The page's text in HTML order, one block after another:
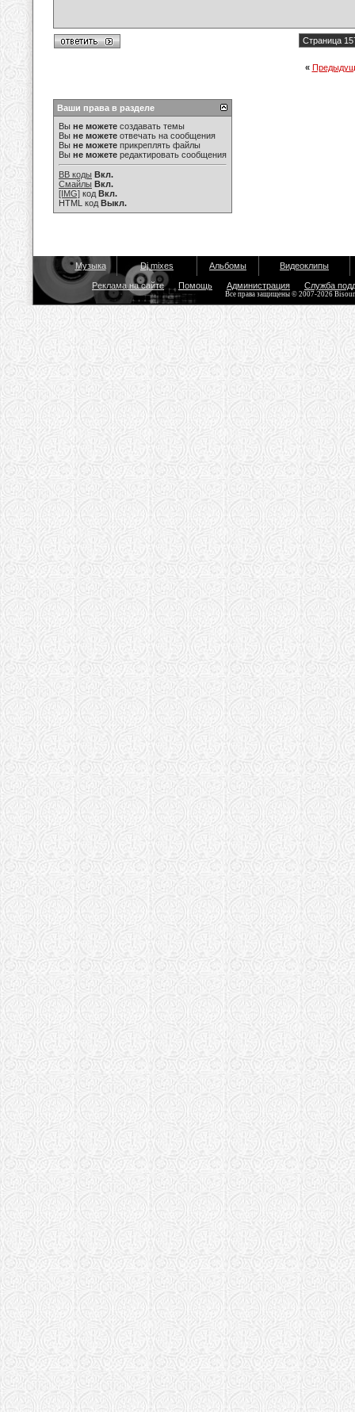
Страница
«
Ваши права в разделе
Вы не можете создавать темы
Вы не можете отвечать на сообщения
Вы не можете прикреплять файлы
Вы не можете редактировать сообщения
BB коды Вкл.
Смайлы Вкл.
[IMG] код Вкл.
HTML код Выкл.
Музыка Dj mixes Альбомы Видеоклипы
Реклама на сайте Помощь Администрация Служба
Все права защищены © 2007-2026